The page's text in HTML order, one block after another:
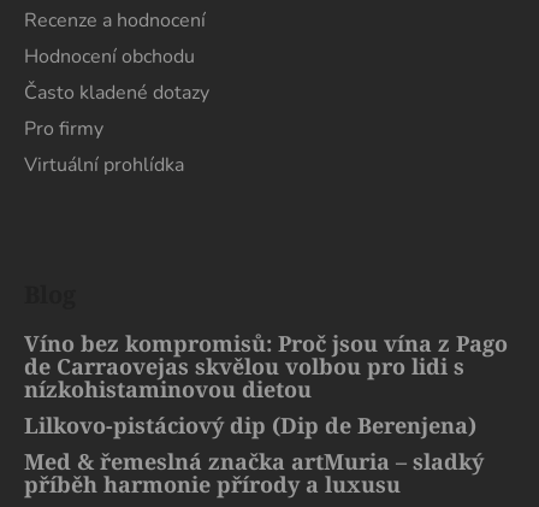
Recenze a hodnocení
Hodnocení obchodu
Často kladené dotazy
Pro firmy
Virtuální prohlídka
Víno bez kompromisů: Proč jsou vína z Pago
de Carraovejas skvělou volbou pro lidi s
nízkohistaminovou dietou
Lilkovo-pistáciový dip (Dip de Berenjena)
Med & řemeslná značka artMuria – sladký
příběh harmonie přírody a luxusu